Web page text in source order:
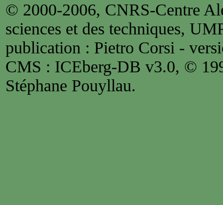
© 2000-2006, CNRS-Centre
sciences et des techniques,
publication : Pietro Corsi -
CMS : ICEberg-DB v3.0, ©
Stéphane Pouyllau.